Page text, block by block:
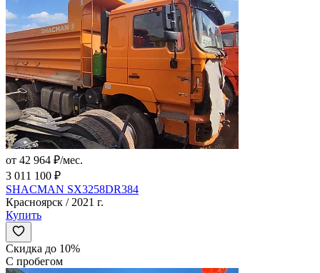
от 42 964 ₽/мес.
3 011 100 ₽
SHACMAN SX3258DR384
Красноярск / 2021 г.
Купить
Скидка до 10%
С пробегом